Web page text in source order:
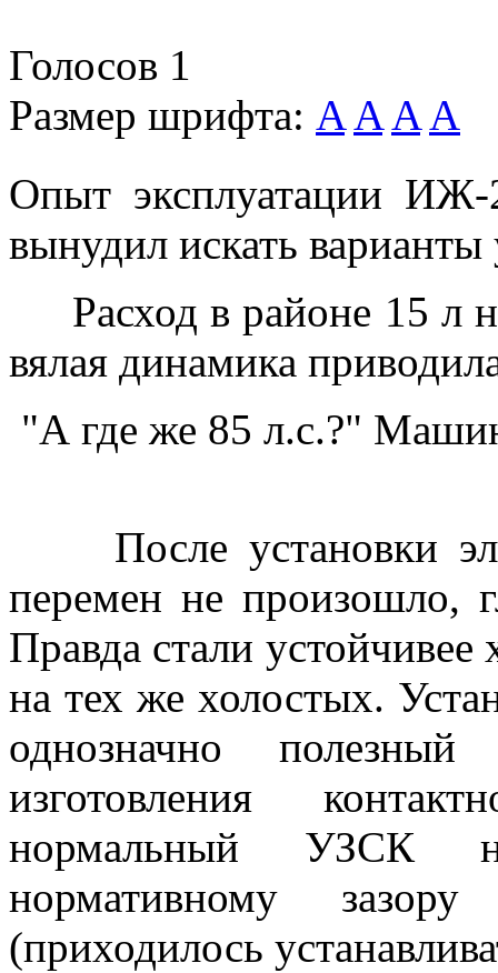
Голосов 1
Размер шрифта: A A A A
Опыт эксплуатации
вынудил искать
Расход в районе 15 л
вялая динамика
"А где же 85 л.с.?"
После установки
перемен не произошло,
Правда стали
на тех же холостых.
однозначно
изготовления
нормальный УЗСК
нормативному
(приходилось